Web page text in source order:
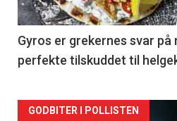
-
2
Gyros er grekernes svar
perfekte tilskuddet til
Forsiden
GODBITER I POLLISTEN